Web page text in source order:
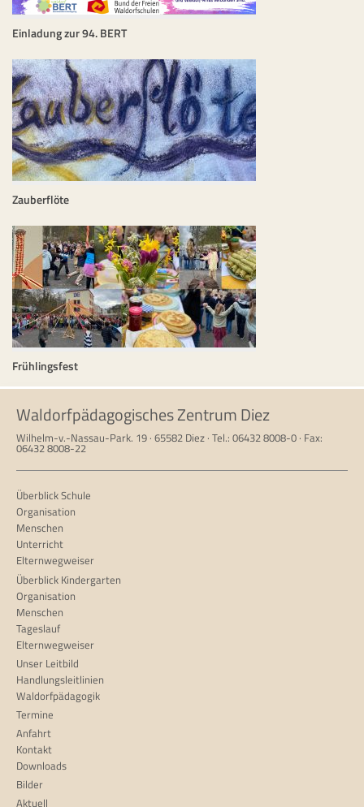
Einladung zur 94. BERT
Zauberflöte
Frühlingsfest
Waldorfpädagogisches Zentrum Diez
Wilhelm-v.-Nassau-Park. 19 · 65582 Diez · Tel.: 06432 8008-0 · Fax:
06432 8008-22
Überblick Schule
Organisation
Menschen
Unterricht
Elternwegweiser
Überblick Kindergarten
Organisation
Menschen
Tageslauf
Elternwegweiser
Unser Leitbild
Handlungsleitlinien
Waldorfpädagogik
Termine
Anfahrt
Kontakt
Downloads
Bilder
Aktuell